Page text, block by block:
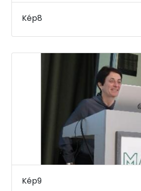
Kép8
Kép9